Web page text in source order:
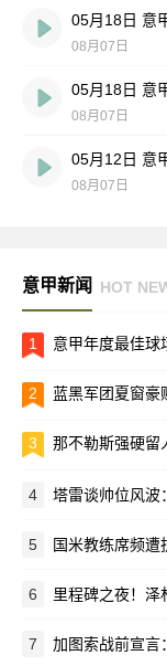
05月18日 意
08月07日
05月18日 意
08月07日
05月12日 意
08月07日
意甲新闻 HOT
1 意甲年度最佳球
2 蓝黑军团夏窗豪
3 那不勒斯强硬留
4 塔雷谈帅位风波
5 国米教练席频
6 里程碑之夜！泽
7 加图索战前宣言